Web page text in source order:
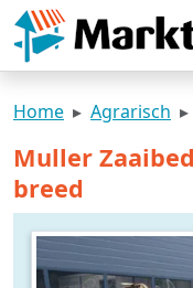
Home Agrarisch
Muller
breed